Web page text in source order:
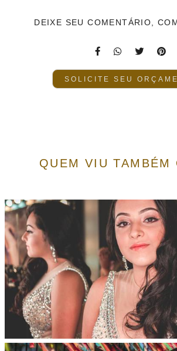
DEIXE SEU COMENTÁRIO,
SOLICITE SEU
QUEM VIU TAMBÉM